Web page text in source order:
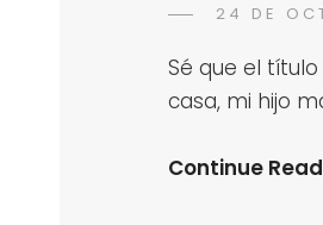
POSTED
24 DE
Sé que el
casa, mi hijo
Continue